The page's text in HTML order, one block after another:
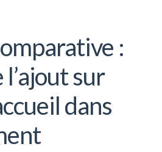
:
sur
dans